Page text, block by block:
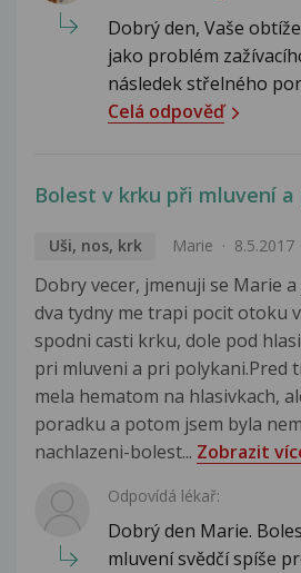
Dobrý den, Vaše
jako problém
následek střelného
Celá odpověď
Bolest v krku při mluvení
Uši, nos, krk Marie 8.5.2017
Dobry vecer, jmenuji se Marie
dva tydny me trapi pocit otoku
spodni casti krku, dole pod
pri mluveni a pri polykani.Pred
mela hematom na hlasivkach,
poradku a potom jsem byla
nachlazeni-bolest... Zobrazit
Odpovídá lékař:
Dobrý den Marie.
mluvení svědčí spíše